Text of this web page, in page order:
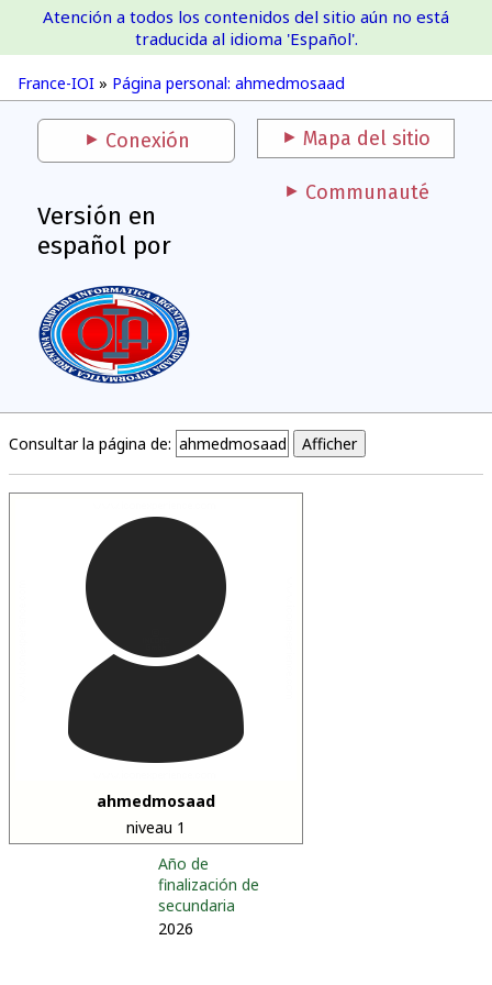
France-IOI
France-IOI » Página personal: ahmedmosaad
Atención a todos los contenidos del sitio aún no está
traducida al idioma 'Español'.
Conexión Mapa del sitio
Versión en
español por
Communauté
Consultar la página de:
ahmedmosaad
niveau 1
Año de
finalización de
secundaria
2026